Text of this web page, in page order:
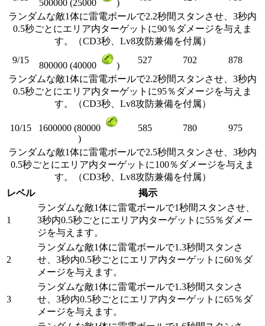
500000 (25000 )
ランダムな敵1体に雷電ボールで2.2秒間スタンさせ、3秒内
0.5秒ごとにエリア内ターゲットに90％ダメージを与えま
す。（CD3秒、Lv8攻防兼備を付属）
9/15
800000 (40000 )
527 702
878
ランダムな敵1体に雷電ボールで2.2秒間スタンさせ、3秒内
0.5秒ごとにエリア内ターゲットに95％ダメージを与えま
す。（CD3秒、Lv8攻防兼備を付属）
10/15
1600000 (80000
)
585 780 975
ランダムな敵1体に雷電ボールで2.5秒間スタンさせ、3秒内
0.5秒ごとにエリア内ターゲットに100％ダメージを与えま
す。（CD3秒、Lv8攻防兼備を付属）
レベル
掲示
1
ランダムな敵1体に雷電ボールで1秒間スタンさせ、
3秒内0.5秒ごとにエリア内ターゲットに55％ダメー
ジを与えます。
2
ランダムな敵1体に雷電ボールで1.3秒間スタンさ
せ、3秒内0.5秒ごとにエリア内ターゲットに60％ダ
メージを与えます。
3
ランダムな敵1体に雷電ボールで1.3秒間スタンさ
せ、3秒内0.5秒ごとにエリア内ターゲットに65％ダ
メージを与えます。